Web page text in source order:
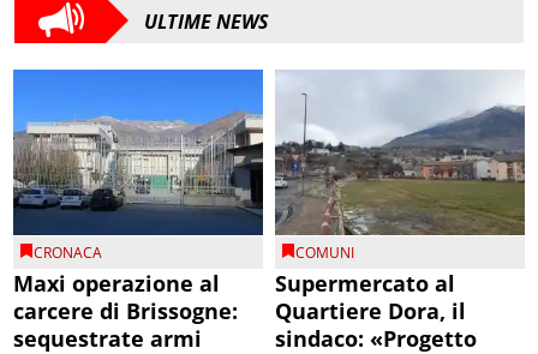
ULTIME NEWS
CRONACA
Maxi operazione al
carcere di Brissogne:
sequestrate armi
COMUNI
Supermercato al
Quartiere Dora, il
sindaco: «Progetto